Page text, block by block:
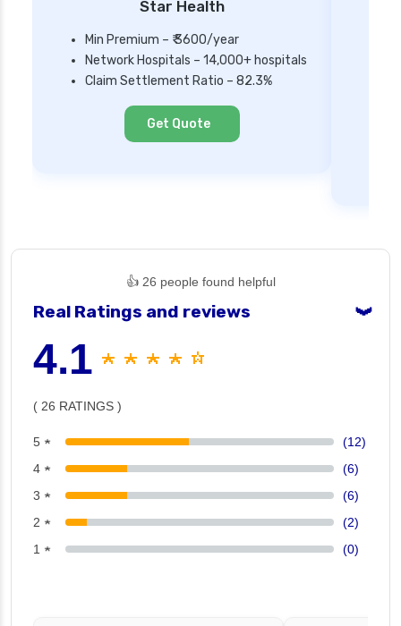
Star Health
Min Premium – ₹ 3600/year
Network Hospitals – 14,000+ hospitals
Claim Settlement Ratio – 82.3%
Get Quote
👍 26 people found helpful
Real Ratings and reviews ❯
4.1 ★ ★ ★ ★ ☆
( 26 RATINGS )
5 ★
(12)
4 ★
(6)
3 ★
(6)
2 ★
(2)
1 ★
(0)